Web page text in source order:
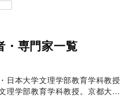
・専門家一覧
日本大学文理学部教育学科教授
理学部教育学科教授。京都大学